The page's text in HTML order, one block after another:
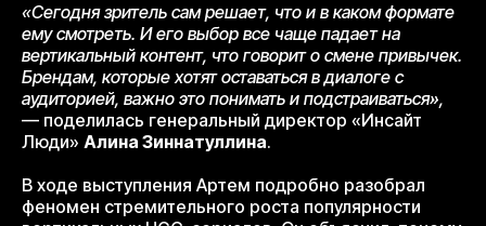
«Сегодня зритель сам решает, что и в каком формате
ему смотреть. И его выбор все чаще падает на
вертикальный контент, что говорит о смене привычек.
Брендам, которые хотят оставаться в диалоге с
аудиторией, важно это понимать и подстраиваться»,
— поделилась генеральный директор «Инсайт
Люди» Алина Зиннатуллина.
В ходе выступления Артем подробно разобрал
феномен стремительного роста популярности